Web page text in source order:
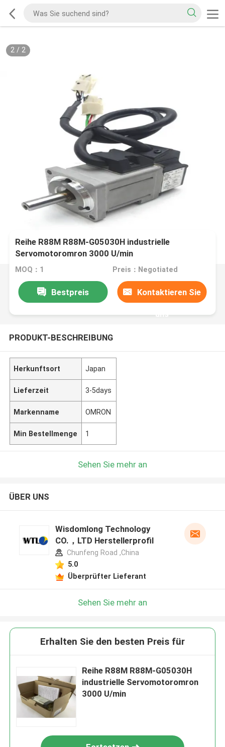
2/ 2
Reihe R88M R88M-G05030H industrielle
Servomotoromron 3000 U/min
MOQ：1 Preis：Negotiated
Bestpreis Kontaktieren Sie
uns
PRODUKT-BESCHREIBUNG
Herkunftsort Japan
Lieferzeit 3-5days
Markenname OMRON
Min Bestellmenge 1
Sehen Sie mehr an
ÜBER UNS
Wisdomlong Technology
CO.，LTD Herstellerprofil
Chunfeng Road ,China
5.0
Überprüfter Lieferant
Sehen Sie mehr an
Erhalten Sie den besten Preis für
Reihe R88M R88M-G05030H
industrielle Servomotoromron
3000 U/min